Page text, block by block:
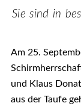
Sie sind in
Am 25.
und Klaus
aus der Taufe